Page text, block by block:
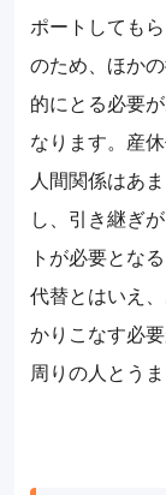
ポートしても
のため、ほか
的にとる必要
なります。産
人間関係はあ
し、引き継ぎ
トが必要とな
代替とはいえ
かりこなす必
周りの人とう